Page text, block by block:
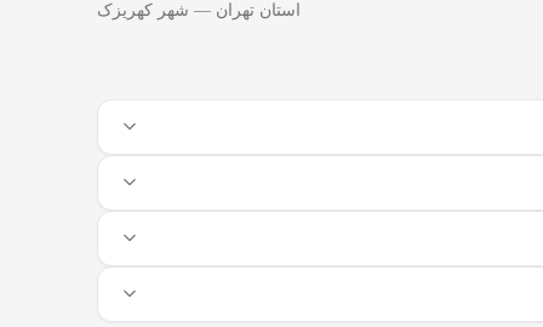
استان تهران — شهر کهریزک